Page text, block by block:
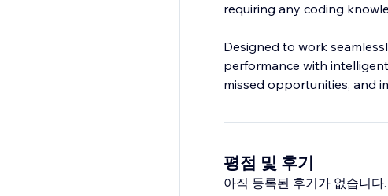
requiring any coding
Designed to work
performance with
missed opportunities, and
평점 및 후기
아직 등록된 후기가 없습니